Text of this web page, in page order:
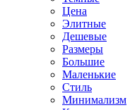
Цена
Элитные
Дешевые
Размеры
Большие
Маленькие
Стиль
Минимализм